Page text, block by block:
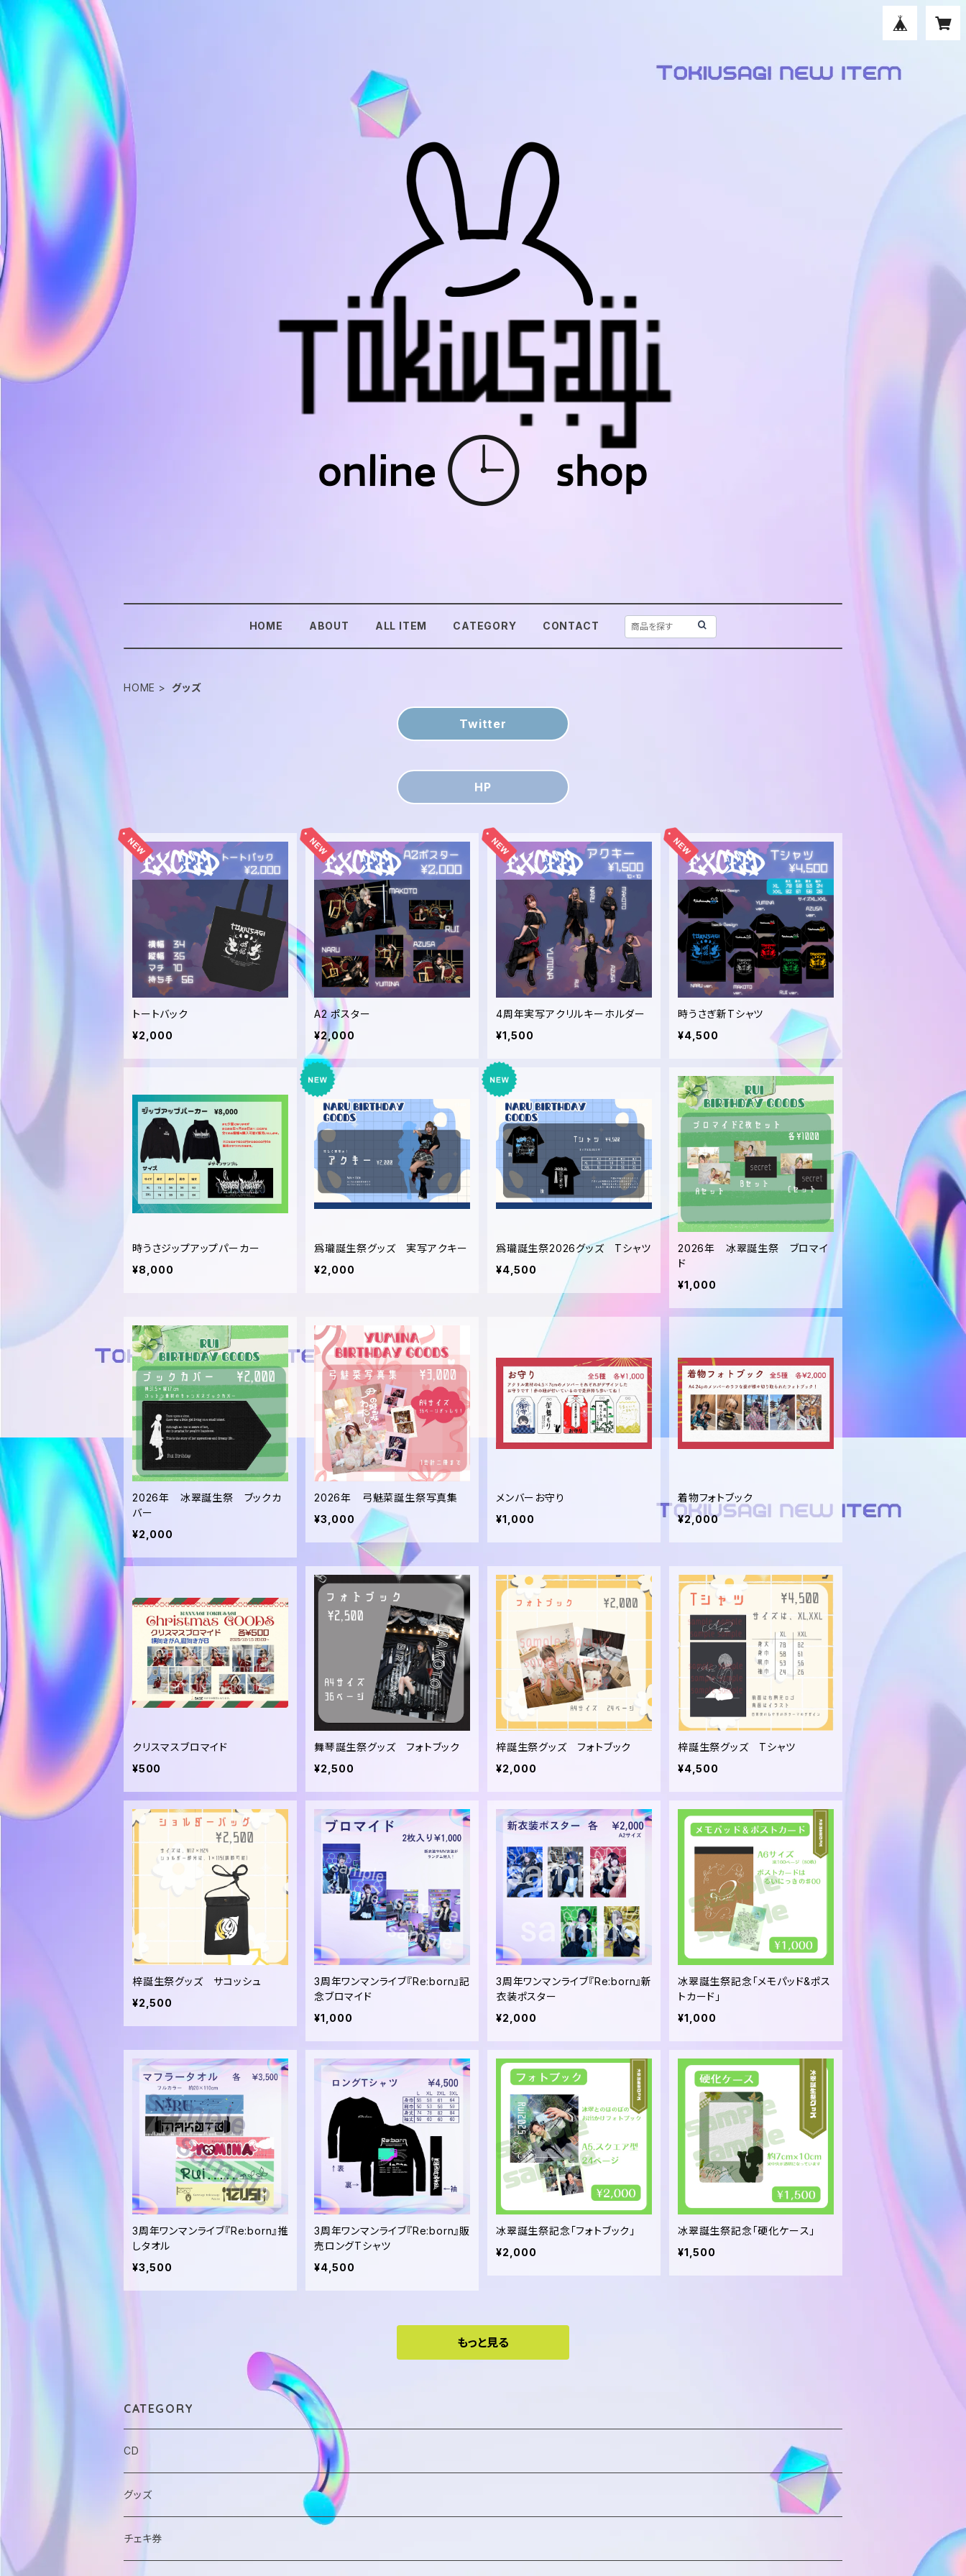
HOME ABOUT ALL ITEM CATEGORY CONTACT
HOME グッズ
Twitter
HP
トートバック
¥2,000
A2 ポスター
¥2,000
4周年実写アクリルキーホルダー
¥1,500
時うさぎ新Tシャツ
¥4,500
時うさジップアップパーカー
¥8,000
爲瓏誕生祭グッズ 実写アクキー
¥2,000
爲瓏誕生祭2026グッズ Tシャツ
¥4,500
2026年 冰翠誕生祭 ブロマイ
ド
¥1,000
2026年 冰翠誕生祭 ブックカ
バー
¥2,000
2026年 弓魅菜誕生祭写真集
¥3,000
メンバーお守り
¥1,000
着物フォトブック
¥2,000
クリスマスブロマイド
¥500
舞琴誕生祭グッズ フォトブック
¥2,500
梓誕生祭グッズ フォトブック
¥2,000
梓誕生祭グッズ Tシャツ
¥4,500
梓誕生祭グッズ サコッシュ
¥2,500
3周年ワンマンライブ『Re:born』記
念ブロマイド
¥1,000
3周年ワンマンライブ『Re:born』新
衣装ポスター
¥2,000
冰翠誕生祭記念「メモパッド&ポス
トカード」
¥1,000
3周年ワンマンライブ『Re:born』推
しタオル
¥3,500
3周年ワンマンライブ『Re:born』販
売ロングTシャツ
¥4,500
冰翠誕生祭記念「フォトブック」
¥2,000
冰翠誕生祭記念「硬化ケース」
¥1,500
もっと見る
CATEGORY
CD
グッズ
チェキ券